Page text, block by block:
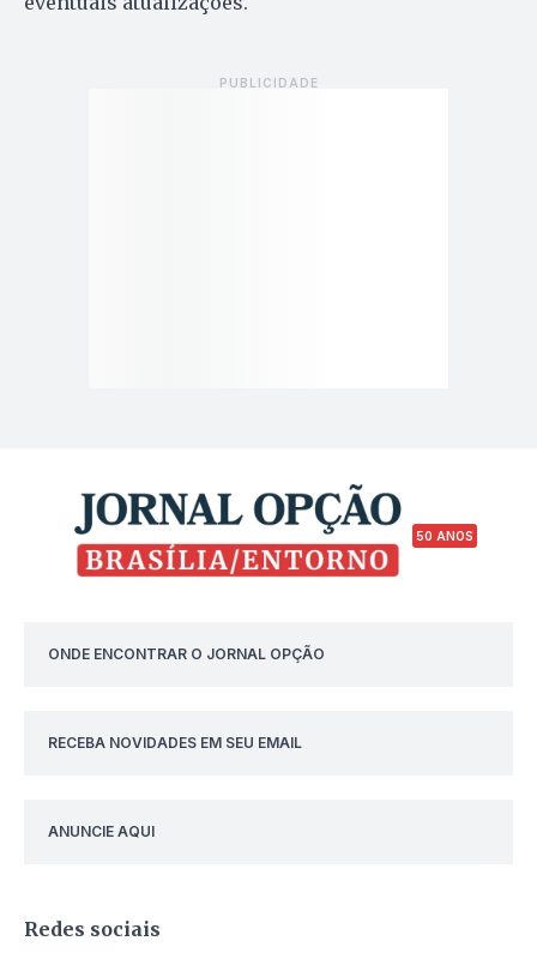
50 ANOS
ONDE ENCONTRAR O JORNAL OPÇÃO
RECEBA NOVIDADES EM SEU EMAIL
ANUNCIE AQUI
Redes sociais